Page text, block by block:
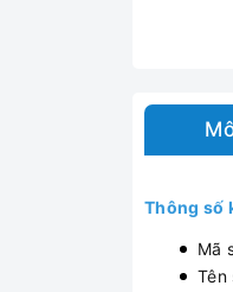
Thông số
Mã
Tên